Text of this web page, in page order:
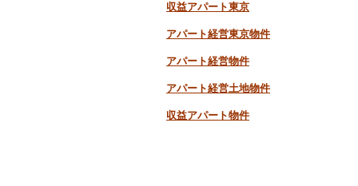
収益アパート東京
アパート経営東京物件
アパート経営物件
アパート経営土地物件
収益アパート物件